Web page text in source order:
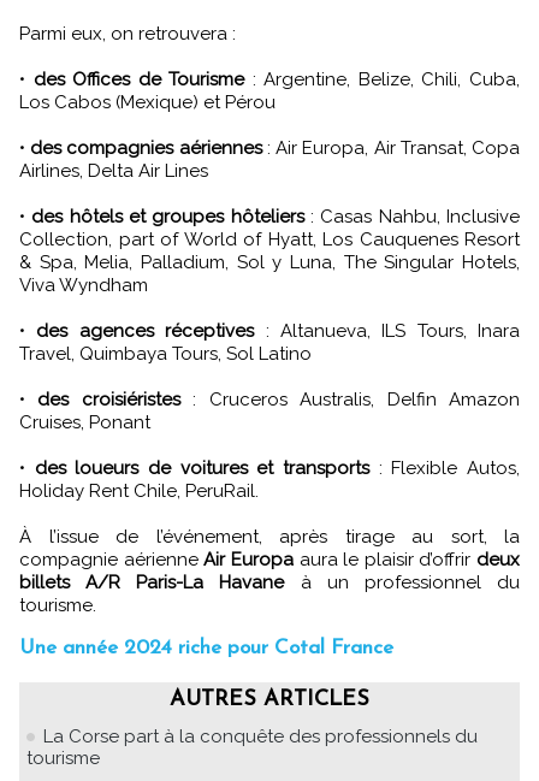
Parmi eux, on retrouvera :
• des Offices de Tourisme: Argentine, Belize, Chili, Cuba,
Los Cabos (Mexique) et Pérou
• des compagnies aériennes: Air Europa, Air Transat, Copa
Airlines, Delta Air Lines
• des hôtels et groupes hôteliers: Casas Nahbu, Inclusive
Collection, part of World of Hyatt, Los Cauquenes Resort
& Spa, Melia, Palladium, Sol y Luna, The Singular Hotels,
Viva Wyndham
• des agences réceptives: Altanueva, ILS Tours, Inara
Travel, Quimbaya Tours, Sol Latino
• des croisiéristes: Cruceros Australis, Delfin Amazon
Cruises, Ponant
• des loueurs de voitures et transports: Flexible Autos,
Holiday Rent Chile, PeruRail.
À l’issue de l’événement, après tirage au sort, la
compagnie aérienneAir Europaaura le plaisir d’offrir deux
billets A/R Paris-La Havaneà un professionnel du
tourisme.
Une année 2024 riche pour Cotal France
AUTRES ARTICLES
La Corse part à la conquête des professionnels du
tourisme